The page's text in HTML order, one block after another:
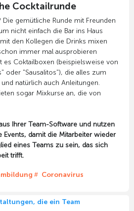
Cocktailrunde
gemütliche Runde mit Freunden
nicht einfach die Bar ins Haus
den Kollegen die Drinks mixen
immer mal ausprobieren
es Coktailboxen (beispielsweise von
oder "Sausalitos"), die alles zum
natürlich auch Anleitungen.
sogar Mixkurse an, die von
Ihrer Team-Software und nutzen
Events, damit die Mitarbeiter wieder
eines Teams zu sein, das sich
trifft.
Coronavirus
die ein Team